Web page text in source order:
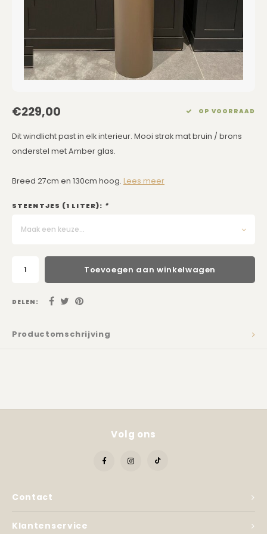
Barkrukken
Banken
Schuine Lampenkappen
Pet Lampenkappen
Kussens Goud
Kussens Grijs
Kussens SALE
Dienbladen / Schalen
Kunstbloemen
Zuilen
Spiegels
Asleigh & Burwood
Kadobon
€229,00 OP VOORRAAD
Dit windlicht past in elk interieur. Mooi strak mat bruin / brons
onderstel met Amber glas.
Breed 27cm en 130cm hoog. Lees meer
STEENTJES (1 LITER): *
Maak een keuze...
Toevoegen aan winkelwagen
DELEN:
Productomschrijving
Contact
Volg ons
Klantenservice